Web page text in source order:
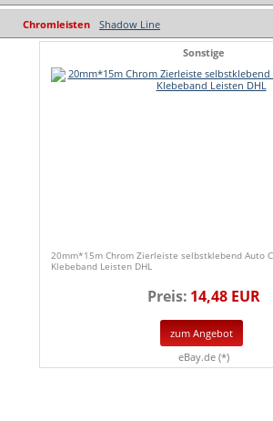
Chromleisten Shadow Line
Sonstige
20mm*15m Chrom Zierleiste selbstklebend Auto
Klebeband Leisten DHL
Preis: 14,48 EUR
zum Angebot
eBay.de (*)